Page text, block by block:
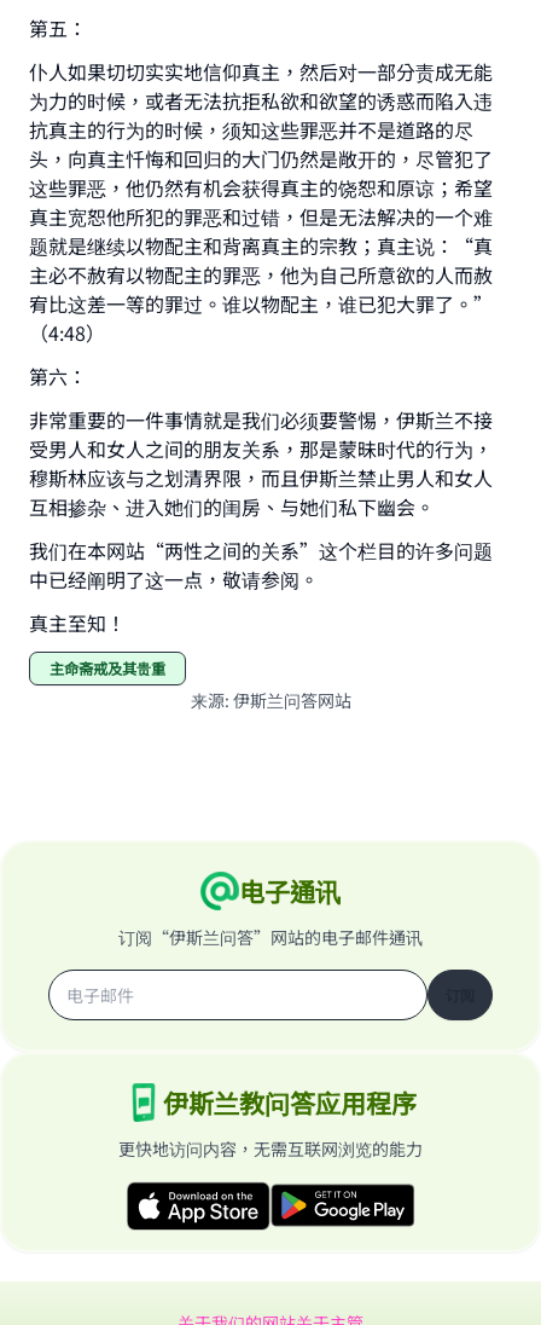
第五：
仆人如果切切实实地信仰真主，然后对一部分责成无能
为力的时候，或者无法抗拒私欲和欲望的诱惑而陷入违
抗真主的行为的时候，须知这些罪恶并不是道路的尽
头，向真主忏悔和回归的大门仍然是敞开的，尽管犯了
这些罪恶，他仍然有机会获得真主的饶恕和原谅；希望
真主宽恕他所犯的罪恶和过错，但是无法解决的一个难
题就是继续以物配主和背离真主的宗教；真主说：“真
主必不赦宥以物配主的罪恶，他为自己所意欲的人而赦
宥比这差一等的罪过。谁以物配主，谁已犯大罪了。”
（4:48）
第六：
非常重要的一件事情就是我们必须要警惕，伊斯兰不接
受男人和女人之间的朋友关系，那是蒙昧时代的行为，
穆斯林应该与之划清界限，而且伊斯兰禁止男人和女人
互相掺杂、进入她们的闺房、与她们私下幽会。
我们在本网站“两性之间的关系”这个栏目的许多问题
中已经阐明了这一点，敬请参阅。
真主至知！
主命斋戒及其贵重
来源: 伊斯兰问答网站
电子通讯
订阅“伊斯兰问答”网站的电子邮件通讯
伊斯兰教问答应用程序
更快地访问内容，无需互联网浏览的能力